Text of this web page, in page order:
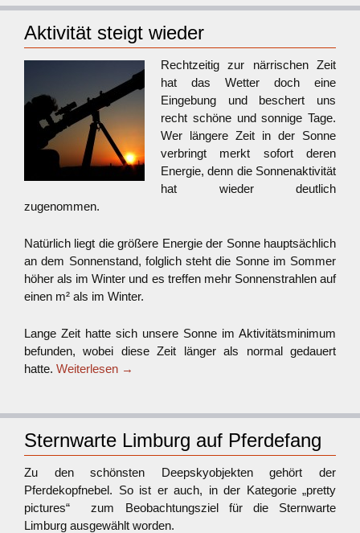
Aktivität steigt wieder
Rechtzeitig zur närrischen Zeit
hat das Wetter doch eine
Eingebung und beschert uns
recht schöne und sonnige Tage.
Wer längere Zeit in der Sonne
verbringt merkt sofort deren
Energie, denn die Sonnenaktivität
hat wieder deutlich
zugenommen.
Natürlich liegt die größere Energie der Sonne hauptsächlich
an dem Sonnenstand, folglich steht die Sonne im Sommer
höher als im Winter und es treffen mehr Sonnenstrahlen auf
einen m² als im Winter.
Lange Zeit hatte sich unsere Sonne im Aktivitätsminimum
befunden, wobei diese Zeit länger als normal gedauert
hatte. Weiterlesen →
Sternwarte Limburg auf Pferdefang
Zu den schönsten Deepskyobjekten gehört der
Pferdekopfnebel. So ist er auch, in der Kategorie „pretty
pictures“ zum Beobachtungsziel für die Sternwarte
Limburg ausgewählt worden.